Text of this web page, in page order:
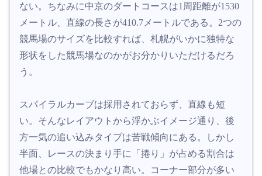
ない。ちなみに中京のダートコースは1周距離が1530
メートル、直線の長さが410.7メートルである。2つの
競馬場のサイズを比較すれば、札幌がいかに独特な
形状をした競馬場なのかがお分かりいただけるだろ
う。
スパイラルカーブは採用されておらず、直線も短
い。そんなレイアウトから浮かぶイメージ通り、後
方一気の追い込みタイプは苦戦傾向にある。しかし
半面、レースの決まり手に「捲り」が占める割合は
他場との比較でもかなり高い。コーナー部分が多い